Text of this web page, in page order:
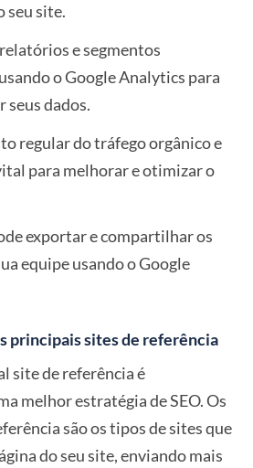
seu site.
e segmentos
o Google Analytics para
seus dados.
regular do tráfego orgânico e
para melhorar e otimizar o
exportar e compartilhar os
equipe usando o Google
principais sites de referência
site de referência é
melhor estratégia de SEO. Os
são os tipos de sites que
do seu site, enviando mais